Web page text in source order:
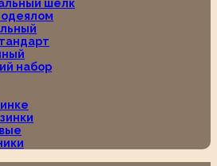
шелк
одеялом
набор